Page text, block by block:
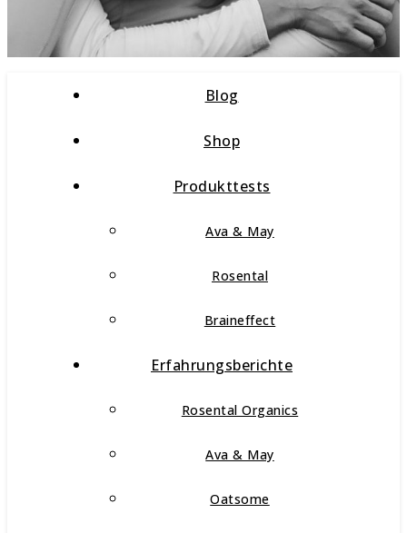
Blog
Shop
Produkttests
Ava & May
Rosental
Braineffect
Erfahrungsberichte
Rosental Organics
Ava & May
Oatsome